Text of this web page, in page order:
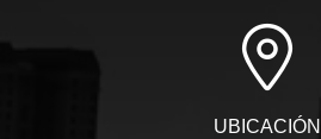
UBICACIÓN